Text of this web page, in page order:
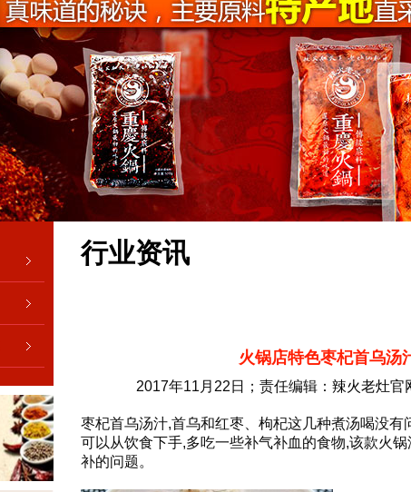
行业资讯
火锅店特色枣杞首乌汤
2017年11月22日；责任编辑： 辣火老灶官
枣杞首乌汤汁,首乌和红枣、枸杞这几种煮汤喝没
可以从饮食下手,多吃一些补气补血的食物,该款火
补的问题。